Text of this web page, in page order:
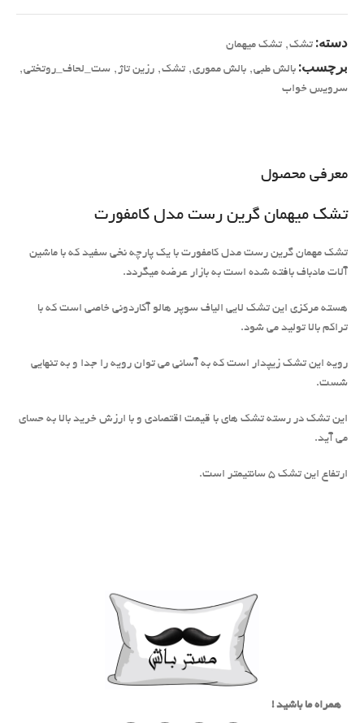
معرفی محصول
تشک میهمان گرین رست مدل کامفورت
تشک مهمان گرین رست مدل کامفورت با یک پارچه نخی سفید که با ماشین
آلات مادباف بافته شده است به بازار عرضه میگردد.
هسته مرکزی این تشک لایی الیاف سوپر هالو آکاردونی خاصی است که با
تراکم بالا تولید می شود.
رویه این تشک زیپدار است که به آسانی می توان رویه را جدا و به تنهایی
شست.
این تشک در رسته تشک های با قیمت اقتصادی و با ارزش خرید بالا به حسای
می آید.
ارتفاع این تشک ۵ سانتیمتر است.
دسته: تشک, تشک میهمان
برچسب: بالش طبی, بالش مموری, تشک, رزین تاژ , ست_لحاف_روتختی,
سرویس خواب
همراه ما باشید !